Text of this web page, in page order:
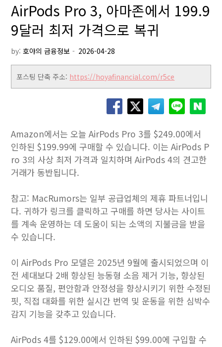
AirPods Pro 3, 아마존에서 199.9
9달러 최저 가격으로 복귀
by:호야의 금융정보
포스팅 단축 주소: https://hoyafinancial.com/r5ce
Amazon에서는 오늘 AirPods Pro 3를 $249.00에서
인하된 $199.99에 구매할 수 있습니다. 이는 AirPods P
ro 3의 사상 최저 가격과 일치하며 AirPods 4의 견고한
거래가 동반됩니다.
참고: MacRumors는 일부 공급업체의 제휴 파트너입니
다. 귀하가 링크를 클릭하고 구매를 하면 당사는 사이트
를 계속 운영하는 데 도움이 되는 소액의 지불금을 받을
수 있습니다.
이 AirPods Pro 모델은 2025년 9월에 출시되었으며 이
전 세대보다 2배 향상된 능동형 소음 제거 기능, 향상된
오디오 품질, 편안함과 안정성을 향상시키기 위한 수정된
핏, 직접 대화를 위한 실시간 번역 및 운동을 위한 심박수
감지 기능을 갖추고 있습니다.
AirPods 4를 $129.00에서 인하된 $99.00에 구입할 수